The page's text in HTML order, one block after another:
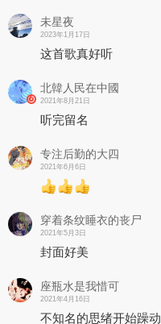
未星夜
2023年1月17日
这首歌真好听
北韓人民在中國
2021年8月21日
听完留名
专注后勤的大四
2021年6月6日
穿着条纹睡衣的丧尸
2021年5月3日
封面好美
座瓶水是我惜可
2021年4月16日
不知名的思绪开始躁动